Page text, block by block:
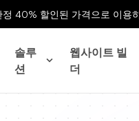
40% 할인된 가격으로 이용
솔루
션
웹사이트 빌
더